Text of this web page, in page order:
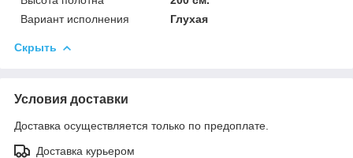
Вариант исполнения
Глухая
Скрыть
Условия доставки
Доставка осуществляется только по предоплате.
Доставка курьером